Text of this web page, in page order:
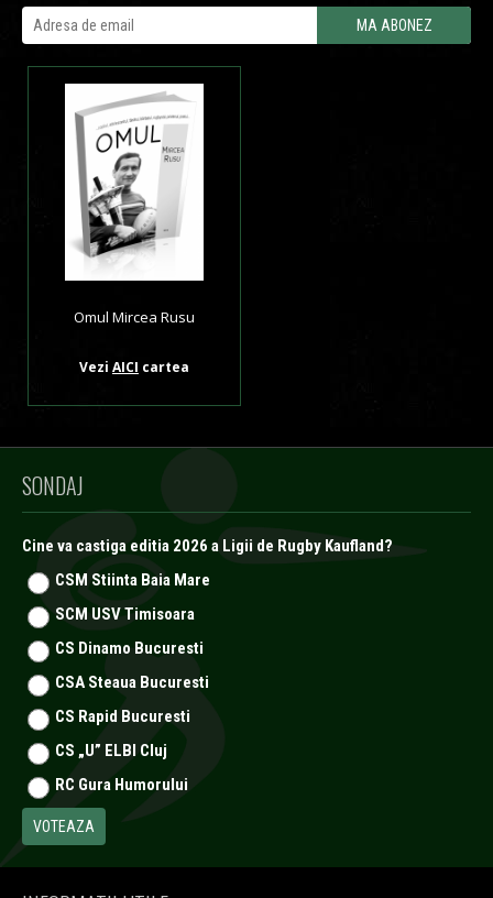
Omul Mircea Rusu
Vezi AICI cartea
SONDAJ
Cine va castiga editia 2026 a Ligii de Rugby Kaufland?
CSM Stiinta Baia Mare
SCM USV Timisoara
CS Dinamo Bucuresti
CSA Steaua Bucuresti
CS Rapid Bucuresti
CS „U” ELBI Cluj
RC Gura Humorului